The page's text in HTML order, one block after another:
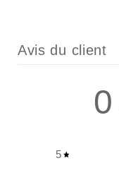
Avis du client
0
5